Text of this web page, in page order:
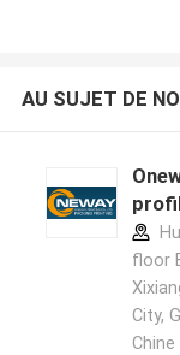
AU SUJET DE
floor
City,
Chine